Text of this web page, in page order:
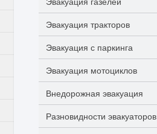
Эвакуация тракторов
Эвакуация с паркинга
Эвакуация мотоциклов
Внедорожная эвакуация
Разновидности эвакуаторов